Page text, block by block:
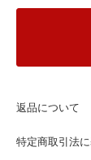
返品について
特定商取引法